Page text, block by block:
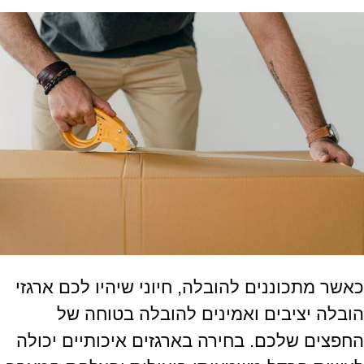
כאשר מתכוננים להובלה, חיוני שיהיו לכם ארגזי
הובלה יציבים ואמינים להובלה בטוחה של
החפצים שלכם. בחירה בארגזים איכותיים יכולה